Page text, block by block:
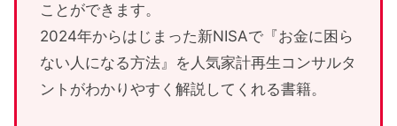
ことができます。
2024年からはじまった新NISAで『お金に困ら
ない人になる方法』を人気家計再生コンサルタ
ントがわかりやすく解説してくれる書籍。